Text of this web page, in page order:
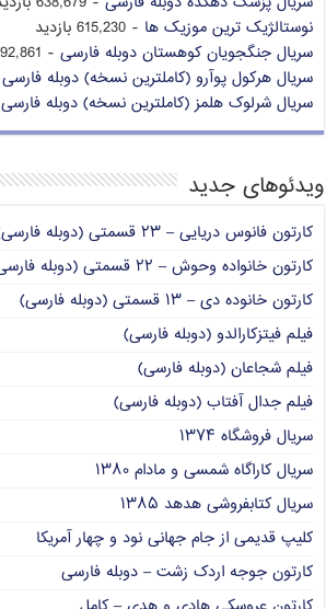
نوستالژیک ترین موزیک ها - 615,230 بازدید
سریال جنگجویان کوهستان دوبله فارسی - 592,861 بازدید
سریال هرکول پوآرو (کاملترین نسخه) دوبله فارسی
سریال شرلوک هلمز (کاملترین نسخه) دوبله فارسی
ویدئوهای جدید
کارتون فانوس دریایی – ۲۳ قسمتی (دوبله فارسی)
کارتون خانواده وحوش – ۲۲ قسمتی (دوبله فارسی)
کارتون خانوده دی – ۱۳ قسمتی (دوبله فارسی)
فیلم فیتزکارالدو (دوبله فارسی)
فیلم شجاعان (دوبله فارسی)
فیلم جدال آفتاب (دوبله فارسی)
سریال فروشگاه ۱۳۷۴
سریال کاراگاه شمسی و مادام ۱۳۸۰
سریال کتابفروشی هدهد ۱۳۸۵
کلیپ قدیمی از جام جهانی نود و چهار آمریکا
کارتون جوجه اردک زشت – دوبله فارسی